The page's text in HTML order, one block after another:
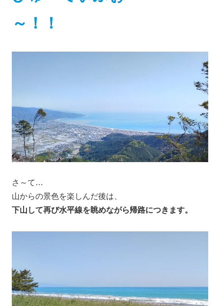
～！！
さ～て…
山からの景色を楽しんだ後は、
下山して再び水平線を眺めながら帰路につきます。